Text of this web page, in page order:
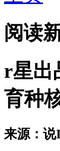
阅读
r星出
育种
来源：说